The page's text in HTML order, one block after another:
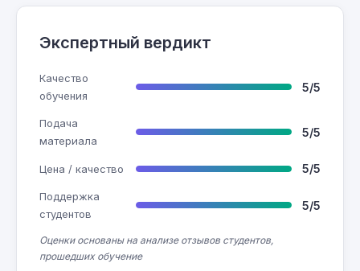
Экспертный вердикт
Качество
обучения
5/5
Подача
материала
5/5
Цена / качество 5/5
Поддержка
студентов
5/5
Оценки основаны на анализе отзывов студентов,
прошедших обучение